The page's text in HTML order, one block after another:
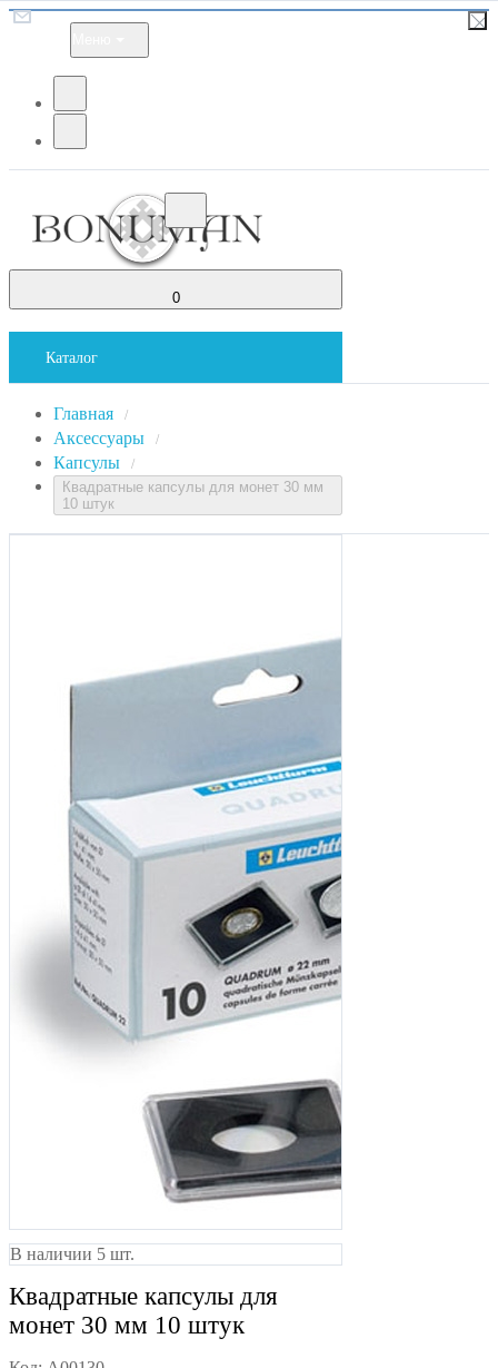
0
Каталог
Главная /
Аксессуары /
Капсулы /
Квадратные капсулы для монет 30 мм
10 штук
В наличии 5 шт.
Квадратные капсулы для
монет 30 мм 10 штук